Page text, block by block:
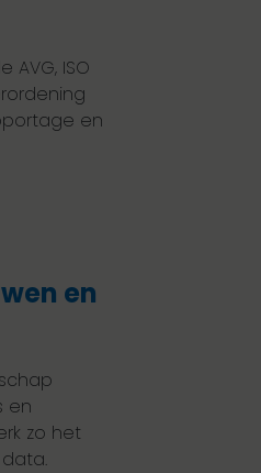
ISO
en
en
en
zo het